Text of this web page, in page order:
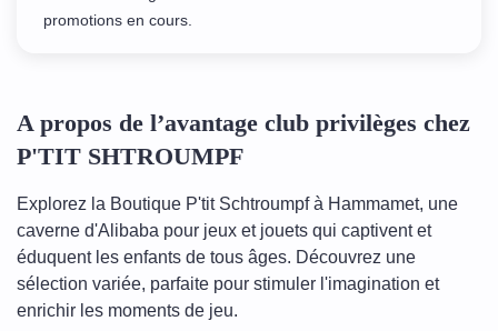
promotions en cours.
A propos de l’avantage club privilèges chez
P'TIT SHTROUMPF
Explorez la Boutique P'tit Schtroumpf à Hammamet, une
caverne d'Alibaba pour jeux et jouets qui captivent et
éduquent les enfants de tous âges. Découvrez une
sélection variée, parfaite pour stimuler l'imagination et
enrichir les moments de jeu.